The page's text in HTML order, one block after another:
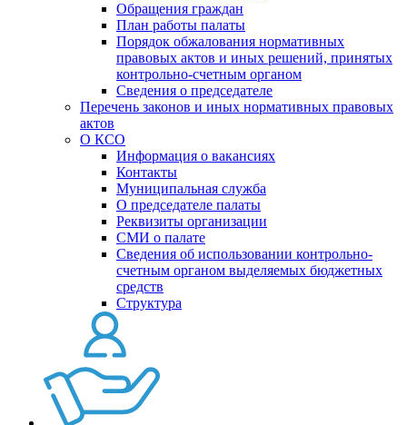
Обращения граждан
План работы палаты
Порядок обжалования нормативных
правовых актов и иных решений, принятых
контрольно-счетным органом
Сведения о председателе
Перечень законов и иных нормативных правовых
актов
О КСО
Информация о вакансиях
Контакты
Муниципальная служба
О председателе палаты
Реквизиты организации
СМИ о палате
Сведения об использовании контрольно-
счетным органом выделяемых бюджетных
средств
Структура